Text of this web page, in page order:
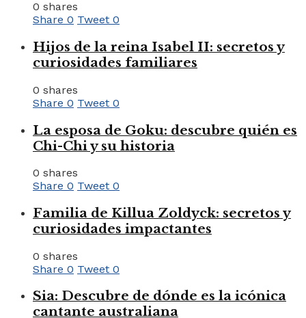
0 shares
Share 0 Tweet 0
Hijos de la reina Isabel II: secretos y
curiosidades familiares
0 shares
Share 0 Tweet 0
La esposa de Goku: descubre quién es
Chi-Chi y su historia
0 shares
Share 0 Tweet 0
Familia de Killua Zoldyck: secretos y
curiosidades impactantes
0 shares
Share 0 Tweet 0
Sia: Descubre de dónde es la icónica
cantante australiana